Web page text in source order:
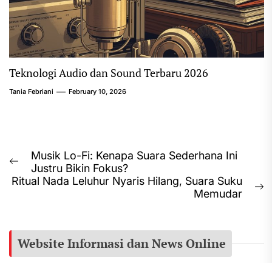
Teknologi Audio dan Sound Terbaru 2026
Tania Febriani February 10, 2026
Post
navigation
Previous
post:
Musik Lo-Fi: Kenapa Suara Sederhana Ini
Justru Bikin Fokus?
Ritual Nada Leluhur Nyaris Hilang, Suara Suku
Memudar
Website Informasi dan News Online